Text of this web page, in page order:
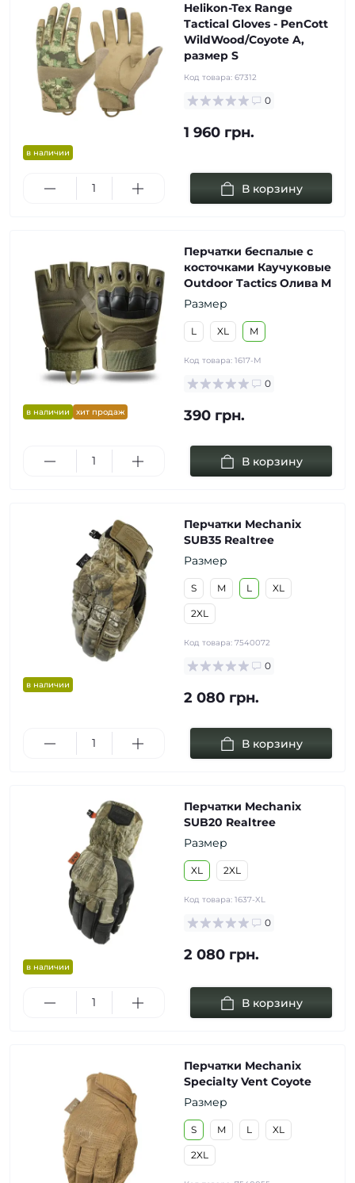
в наличии
Helikon-Tex Range
Tactical Gloves - PenCott
WildWood/Coyote A,
размер S
Код товара: 67312
0
1 960 грн.
В корзину
в наличии хит продаж
Перчатки беспалые с
косточками Каучуковые
Outdoor Tactics Олива M
Размер
L XL M
Код товара: 1617-M
0
390 грн.
В корзину
в наличии
Перчатки Mechanix
SUB35 Realtree
Размер
S M L XL
2XL
Код товара: 7540072
0
2 080 грн.
В корзину
в наличии
Перчатки Mechanix
SUB20 Realtree
Размер
XL 2XL
Код товара: 1637-XL
0
2 080 грн.
В корзину
Перчатки Mechanix
Specialty Vent Coyote
Размер
S M L XL
2XL